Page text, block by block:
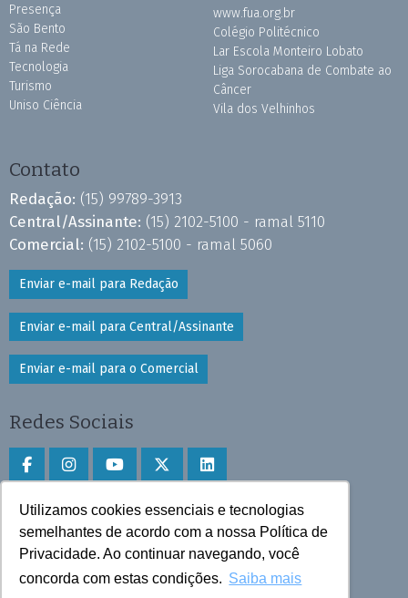
Utilizamos cookies essenciais e tecnologias
semelhantes de acordo com a nossa Política de
Privacidade. Ao continuar navegando, você
concorda com estas condições. Saiba mais
Presença
São Bento
Tá na Rede
Tecnologia
Turismo
Uniso Ciência
www.fua.org.br
Colégio Politécnico
Lar Escola Monteiro Lobato
Liga Sorocabana de Combate ao
Câncer
Vila dos Velhinhos
Contato
Redação: (15) 99789-3913
Central/Assinante: (15) 2102-5100 - ramal 5110
Comercial: (15) 2102-5100 - ramal 5060
Enviar e-mail para Redação
Enviar e-mail para Central/Assinante
Enviar e-mail para o Comercial
Redes Sociais
Faça download do aplicativo
Play Store e App Store